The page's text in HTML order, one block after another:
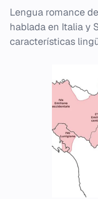
Lengua romance
hablada en Italia y
características